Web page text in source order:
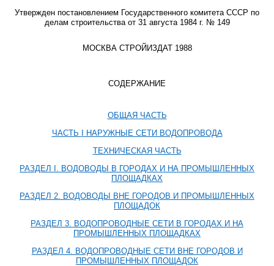
Утвержден постановлением Государственного комитета СССР по
делам строительства от 31 августа 1984 г. № 149
МОСКВА СТРОЙИЗДАТ 1988
СОДЕРЖАНИЕ
ОБЩАЯ ЧАСТЬ
ЧАСТЬ
НАРУЖНЫЕ СЕТИ ВОДОПРОВОДА
ТЕХНИЧЕСКАЯ ЧАСТЬ
РАЗДЕЛ
. ВОДОВОДЫ В ГОРОДАХ И НА ПРОМЫШЛЕННЫХ
ПЛОЩАДКАХ
РАЗДЕЛ 2. ВОДОВОДЫ ВНЕ ГОРОДОВ И ПРОМЫШЛЕННЫХ
ПЛОЩАДОК
РАЗДЕЛ 3. ВОДОПРОВОДНЫЕ СЕТИ В ГОРОДАХ И НА
ПРОМЫШЛЕННЫХ ПЛОЩАДКАХ
РАЗДЕЛ 4. ВОДОПРОВОДНЫЕ СЕТИ ВНЕ ГОРОДОВ И
ПРОМЫШЛЕННЫХ ПЛОЩАДОК